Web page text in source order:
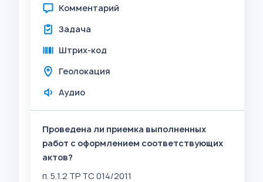
Комментарий
Задача
Штрих-код
Геолокация
Аудио
Проведена ли приемка выполненных
работ с оформлением соответствующих
актов?
п. 5.1.2 ТР ТС 014/2011